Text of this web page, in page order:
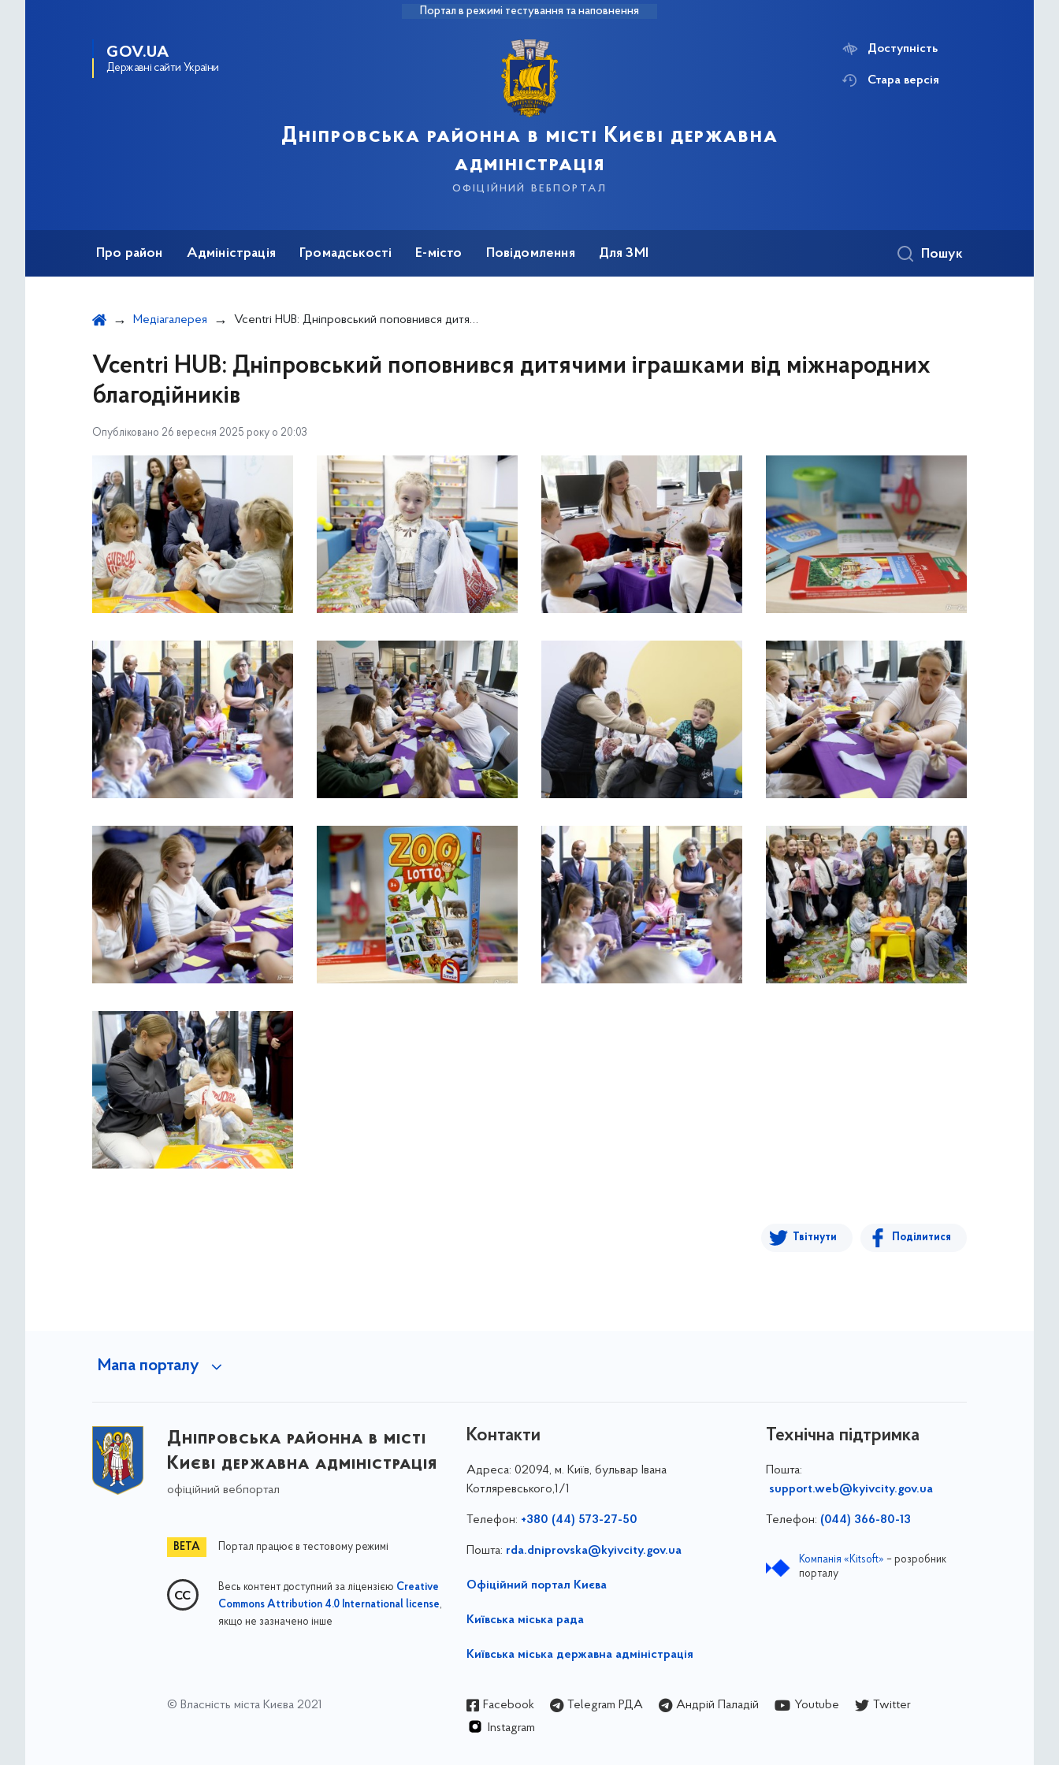
Портал в режимі тестування та наповнення
GOV.UA
Державні сайти України
Дніпровська районна в місті Києві державна
адміністрація
офіційний вебпортал
Доступність
Стара версія
Про район Адміністрація Громадськості Е-місто Повідомлення Для ЗМІ Пошук
Медіагалерея Vcentri HUB: Дніпровський поповнився дитячими іграшками від міжнародних благодійників
Vcentri HUB: Дніпровський поповнився дитячими іграшками від міжнародних
благодійників
Опубліковано 26 вересня 2025 року о 20:03
Твітнути Поділитися
Мапа порталу
Дніпровська районна в місті
Києві державна адміністрація
офіційний вебпортал
Портал працює в тестовому режимі
Весь контент доступний за ліцензією Creative
Commons Attribution 4.0 International license,
якщо не зазначено інше
Контакти
Адреса: 02094, м. Київ, бульвар Івана
Котляревського,1/1
Телефон: +380 (44) 573-27-50
Пошта: rda.dniprovska@kyivcity.gov.ua
Офіційний портал Києва
Київська міська рада
Київська міська державна адміністрація
Технічна підтримка
Пошта:
support.web@kyivcity.gov.ua
Телефон: (044) 366-80-13
Компанія «Kitsoft» – розробник
порталу
© Власність міста Києва 2021 Facebook Telegram РДА Андрій Паладій Youtube
Twitter
Instagram